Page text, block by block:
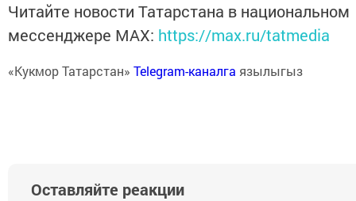
Читайте новости Татарстана в национальном
мессенджере MАХ: https://max.ru/tatmedia
«Кукмор Татарстан» Telegram-каналга язылыгыз
Оставляйте реакции